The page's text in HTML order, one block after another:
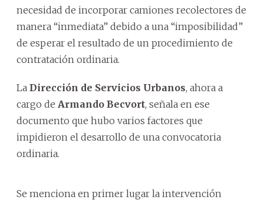
necesidad de incorporar camiones recolectores de
manera “inmediata” debido a una “imposibilidad”
de esperar el resultado de un procedimiento de
contratación ordinaria.
La Dirección de Servicios Urbanos, ahora a
cargo de Armando Becvort, señala en ese
documento que hubo varios factores que
impidieron el desarrollo de una convocatoria
ordinaria.
Se menciona en primer lugar la intervención